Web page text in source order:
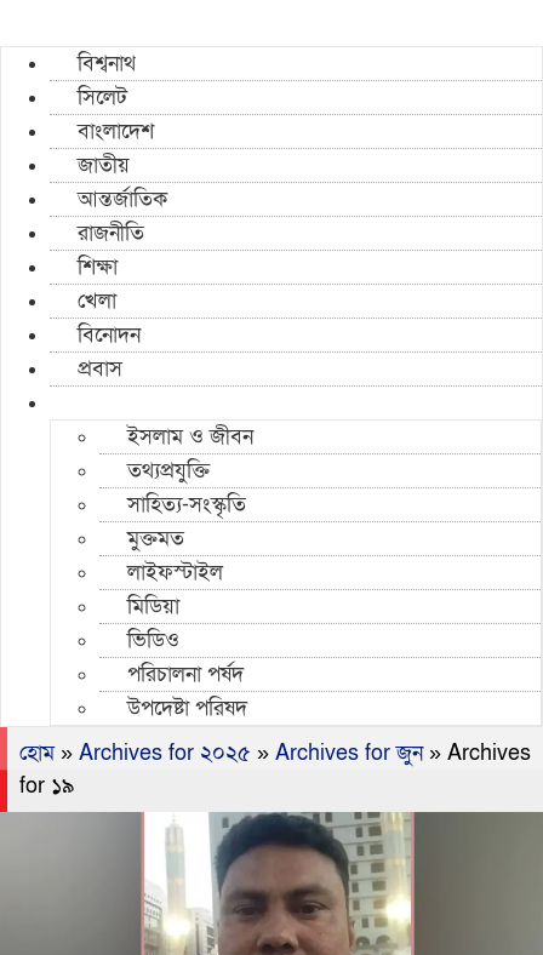
বিশ্বনাথ
সিলেট
বাংলাদেশ
জাতীয়
আন্তর্জাতিক
রাজনীতি
শিক্ষা
খেলা
বিনোদন
প্রবাস
ইসলাম ও জীবন
তথ্যপ্রযুক্তি
সাহিত্য-সংস্কৃতি
মুক্তমত
লাইফস্টাইল
মিডিয়া
ভিডিও
পরিচালনা পর্ষদ
উপদেষ্টা পরিষদ
হোম» Archives for ২০২৫ » Archives for জুন» Archives
for ১৯